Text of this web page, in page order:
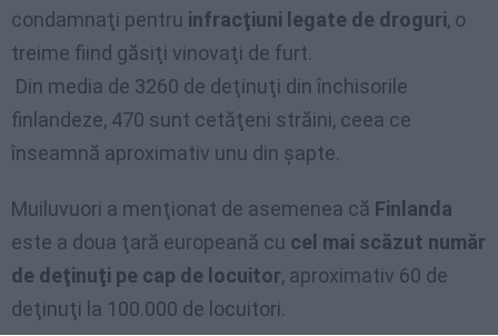
condamnaţi pentru infracţiuni legate de droguri, o
treime fiind găsiţi vinovaţi de furt.
Din media de 3260 de deţinuţi din închisorile
finlandeze, 470 sunt cetăţeni străini, ceea ce
înseamnă aproximativ unu din şapte.
Muiluvuori a menţionat de asemenea că Finlanda
este a doua ţară europeană cu cel mai scăzut număr
de deţinuţi pe cap de locuitor, aproximativ 60 de
deţinuţi la 100.000 de locuitori.